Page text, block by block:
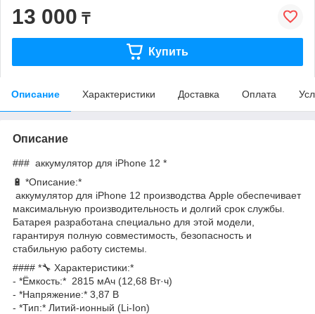
13 000 ₸
Купить
Описание Характеристики Доставка Оплата
Описание
### аккумулятор для iPhone 12 *
🔋 *Описание:*
аккумулятор для iPhone 12 производства Apple обеспечивает
максимальную производительность и долгий срок службы.
Батарея разработана специально для этой модели,
гарантируя полную совместимость, безопасность и
стабильную работу системы.
#### *🔧 Характеристики:*
- *Ёмкость:* 2815 мАч (12,68 Вт·ч)
- *Напряжение:* 3,87 В
- *Тип:* Литий-ионный (Li-Ion)